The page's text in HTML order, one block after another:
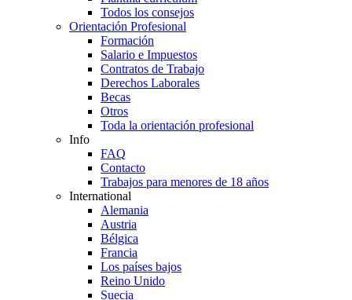
Todos los consejos
Orientación Profesional
Formación
Salario e Impuestos
Contratos de Trabajo
Derechos Laborales
Becas
Otros
Toda la orientación profesional
Info
FAQ
Contacto
Trabajos para menores de 18 años
International
Alemania
Austria
Bélgica
Francia
Los países bajos
Reino Unido
Suecia